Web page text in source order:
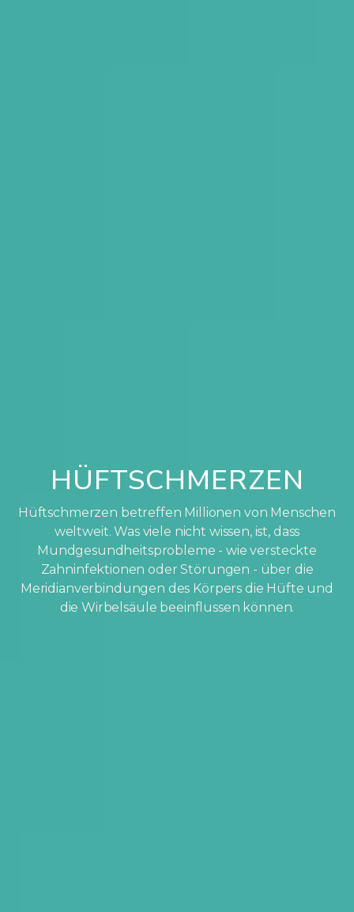
HÜFTSCHMERZEN
Hüftschmerzen betreffen Millionen von Menschen
weltweit. Was viele nicht wissen, ist, dass
Mundgesundheitsprobleme - wie versteckte
Zahninfektionen oder Störungen - über die
Meridianverbindungen des Körpers die Hüfte und
die Wirbelsäule beeinflussen können.